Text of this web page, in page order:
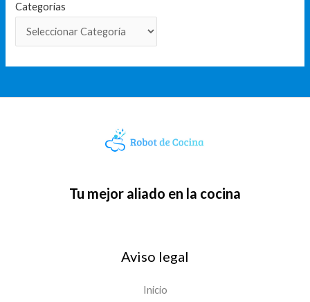
Categorías
Tu mejor aliado en la cocina
Aviso legal
Inicio